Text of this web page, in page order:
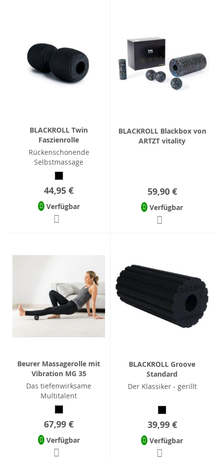
BLACKROLL Twin
Faszienrolle
Rückenschonende
Selbstmassage
44,95 €
Verfügbar
BLACKROLL Blackbox von
ARTZT vitality
59,90 €
Verfügbar
Beurer Massagerolle mit
Vibration MG 35
Das tiefenwirksame
Multitalent
67,99 €
Verfügbar
BLACKROLL Groove
Standard
Der Klassiker - gerillt
39,99 €
Verfügbar